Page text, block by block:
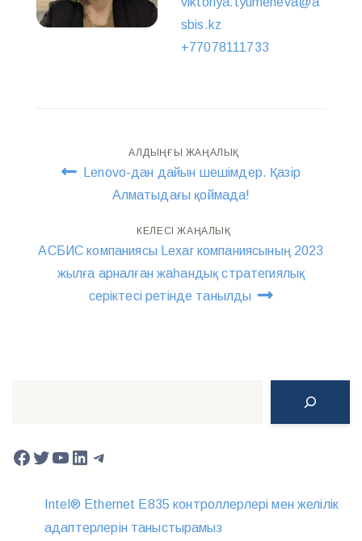
sbis.kz
+77078111733
НавигацияАЛДЫҢҒЫ ЖАҢАЛЫҚ
Lenovo-дан дайын шешімдер. Қазір
Алматыдағы қоймада!
КЕЛЕСІ ЖАҢАЛЫҚ
АСБИС компаниясы Lexar компаниясының 2023
жылға арналған жаһандық стратегиялық
серіктесі ретінде танылды
Facebook
Twitter
YouTube
LinkedIn
Telegram
Intel® Ethernet E835 контроллерлері мен желілік
адаптерлерін таныстырамыз